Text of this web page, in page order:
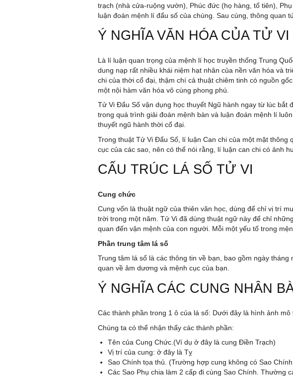
trạch (nhà cửa-ruộng vườn), Phúc đức (họ hàng, tổ tiên),
luận đoán mệnh lí đẩu số của chúng. Sau cùng, thông quan
Ý NGHĨA VĂN HÓA CỦA TỬ
Là lí luận quan trọng của mệnh lí học truyền thống Trung
dung nạp rất nhiều khái niệm hạt nhân của nền văn hóa và
chi của thời cổ đại, thậm chí cả thuật chiêm tinh có nguồn
một nội hàm văn hóa vô cùng phong phú.
Tử Vi Đẩu Số vận dụng học thuyết Ngũ hành ngay từ lúc bắt
trong quá trình giải đoán mệnh bàn và luận đoán mệnh lí
thuyết ngũ hành thời cổ đại.
Trong thuật Tử Vi Đẩu Số, lí luận Can chi của một mặt
cục của các sao, nên có thể nói rằng, lí luận can chi có ảnh
CẤU TRÚC LÁ SỐ TỬ VI
Cung chức
Cung vốn là thuật ngữ của thiên văn học, dùng để chỉ vị trí
trời trong một năm. Tử Vi đã dùng thuật ngữ này để chỉ
quan đến vận mệnh của con người. Mỗi một yếu tố trong
Phần trung tâm lá số
Trung tâm lá số là các thông tin về bạn, bao gồm ngày
quan về âm dương và mệnh cục của bạn.
Ý NGHĨA CÁC CUNG NHÂN
Các thành phần trong 1 ô của lá số: Dưới đây là hình ảnh
Chúng ta có thể nhận thấy các thành phần:
Tên của Cung Chức.(Ví dụ ở đây là cung Điền Trạch)
Vị trí của cung: ở đây là Tỵ
Sao Chính tọa thủ. (Trường hợp cung không có Sao
Các Sao Phụ chia làm 2 cấp đi cùng Sao Chính. Thường